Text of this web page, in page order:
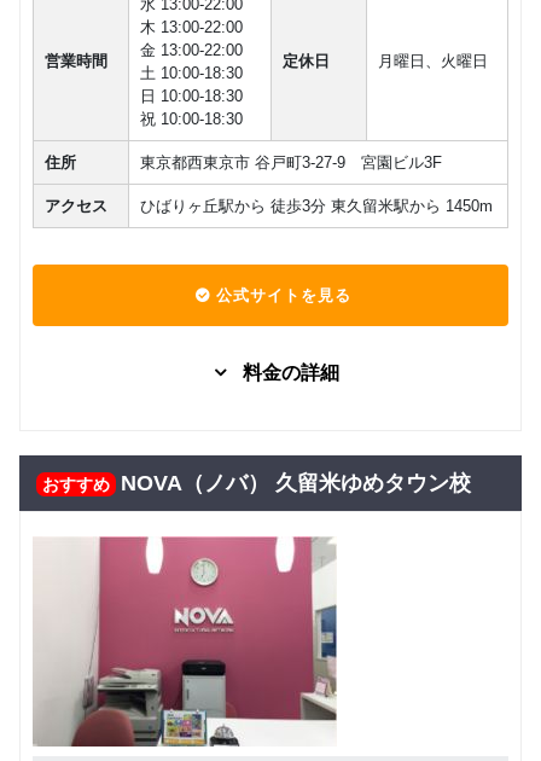
(年中・年
長)(小学校
10,450円(税込) / 月
回数：4 / 1セッション40分
ネイティ
ブ講師月
謝制 少人
数レッス
ン(小学校
グループレッスン 子供向け
11,000
年長)(小学
校1・2年
生)(小学校
3・4年生)
28,050
回数：4 / 1セッション40分
ネイティ
ブ講師月
謝制 少人
数レッス
ン/中学生
｜英検®対
グループレッスン
11,550
回数：4 / 1セッション50分
営業時間
水 13:00-22:00
木 13:00-22:00
金 13:00-22:00
土 10:00-18:30
日 10:00-18:30
祝 10:00-18:30
定休日 月曜日、火曜日
住所 東京都西東京市 谷戸町3-27-9 宮園ビル3F
アクセス ひばりヶ丘駅から 徒歩3分 東久留米駅から 1450m
公式サイトを見る
料金の詳細
ングルー
プレッス
ン
10,000 円(税込) / 月
回数：4 / 1セッション40分
固定プラ
マンツーマン
22,000
回数：4 / 1セッション40分
フリープ
ラングル
ープレッ
グループレッスン
10,000
回数：4 / 1セッション40分
おすすめ NOVA（ノバ） 久留米ゆめタウン校